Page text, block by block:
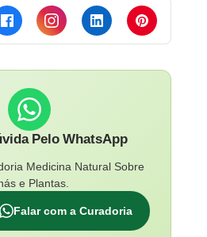
Pelo WhatsApp
Medicina Natural Sobre
e Plantas.
Falar com a Curadoria